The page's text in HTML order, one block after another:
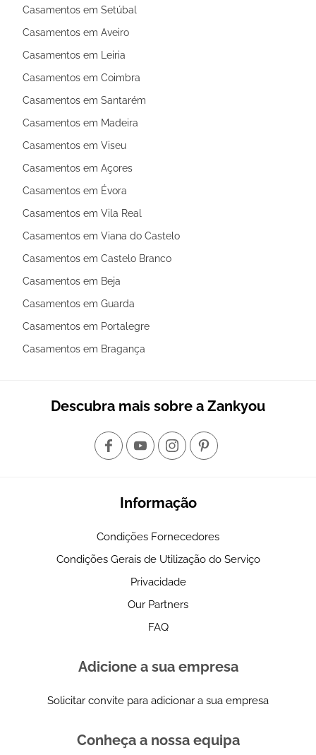
Casamentos em Setúbal
Casamentos em Aveiro
Casamentos em Leiria
Casamentos em Coimbra
Casamentos em Santarém
Casamentos em Madeira
Casamentos em Viseu
Casamentos em Açores
Casamentos em Évora
Casamentos em Vila Real
Casamentos em Viana do Castelo
Casamentos em Castelo Branco
Casamentos em Beja
Casamentos em Guarda
Casamentos em Portalegre
Casamentos em Bragança
Descubra mais sobre a Zankyou
Informação
Condições Fornecedores
Condições Gerais de Utilização do Serviço
Privacidade
Our Partners
FAQ
Adicione a sua empresa
Solicitar convite para adicionar a sua empresa
Conheça a nossa equipa